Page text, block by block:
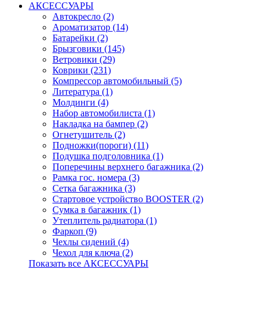
АКСЕССУАРЫ
Автокресло (2)
Ароматизатор (14)
Батарейки (2)
Брызговики (145)
Ветровики (29)
Коврики (231)
Компрессор автомобильный (5)
Литература (1)
Молдинги (4)
Набор автомобилиста (1)
Накладка на бампер (2)
Огнетушитель (2)
Подножки(пороги) (11)
Подушка подголовника (1)
Поперечины верхнего багажника (2)
Рамка гос. номера (3)
Сетка багажника (3)
Стартовое устройство BOOSTER (2)
Сумка в багажник (1)
Утеплитель радиатора (1)
Фаркоп (9)
Чехлы сидений (4)
Чехол для ключа (2)
Показать все АКСЕССУАРЫ